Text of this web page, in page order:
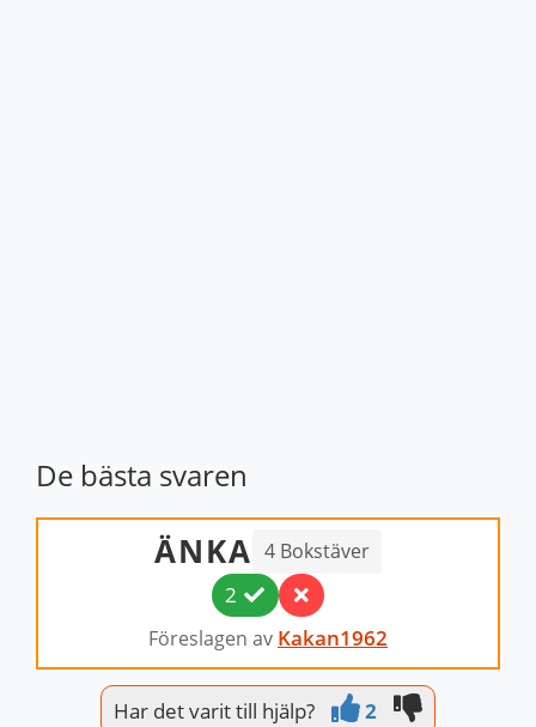
De bästa svaren
ÄNKA 4 Bokstäver
Föreslagen av Kakan1962
2
Har det varit till hjälp? 2